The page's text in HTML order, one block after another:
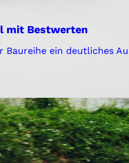
mit Bestwerten
ein deutliches